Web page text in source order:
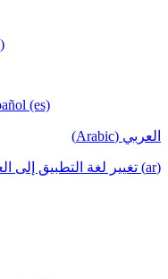
(es)
العربي (Arabic)
(ar) تغيير لغة التطبيق إلى العربية